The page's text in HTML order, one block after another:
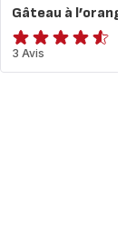
Gâteau à l’orange
ratings.4.5
3 Avis